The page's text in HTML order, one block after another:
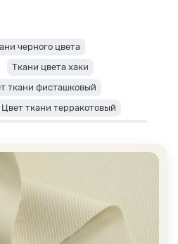
черного цвета
Ткани цвета хаки
ткани фисташковый
Цвет ткани терракотовый
Цвет ткани розовый
персикового цвета
Ткани оливкового цвета
цвета айвори, молочные оттенки